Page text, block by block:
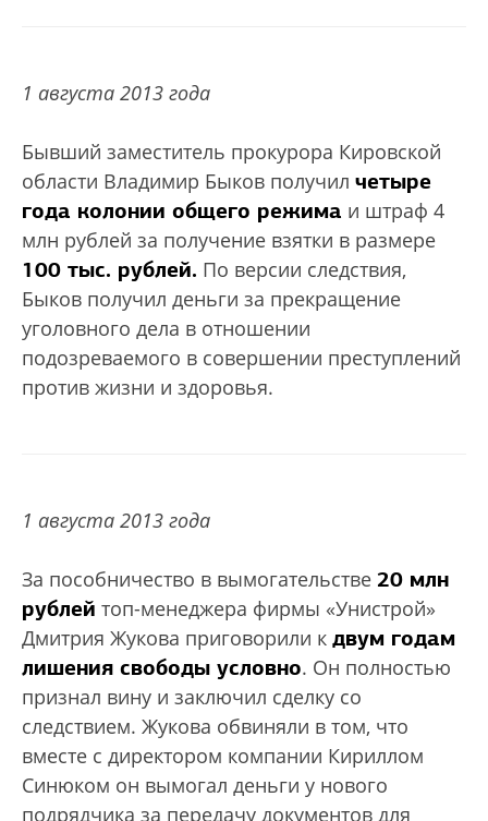
1 августа 2013 года
Бывший заместитель прокурора Кировской
области Владимир Быков получил четыре
года колонии общего режима и штраф 4
млн рублей за получение взятки в размере
100 тыс. рублей. По версии следствия,
Быков получил деньги за прекращение
уголовного дела в отношении
подозреваемого в совершении преступлений
против жизни и здоровья.
1 августа 2013 года
За пособничество в вымогательстве 20 млн
рублей топ-менеджера фирмы «Унистрой»
Дмитрия Жукова приговорили к двум годам
лишения свободы условно. Он полностью
признал вину и заключил сделку со
следствием. Жукова обвиняли в том, что
вместе с директором компании Кириллом
Синюком он вымогал деньги у нового
подрядчика за передачу документов для